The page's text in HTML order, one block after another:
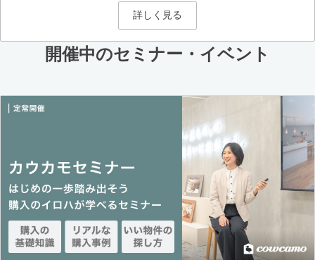
詳しく見る
開催中のセミナー・イベント